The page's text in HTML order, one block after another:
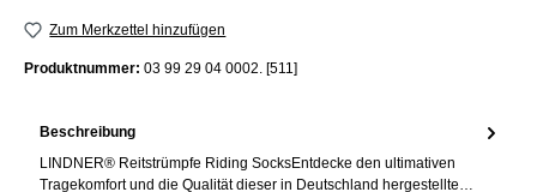
Zum Merkzettel hinzufügen
Produktnummer: 03 99 29 04 0002. [511]
Beschreibung
LINDNER® Reitstrümpfe Riding SocksEntdecke den ultimativen
Tragekomfort und die Qualität dieser in Deutschland hergestellte…